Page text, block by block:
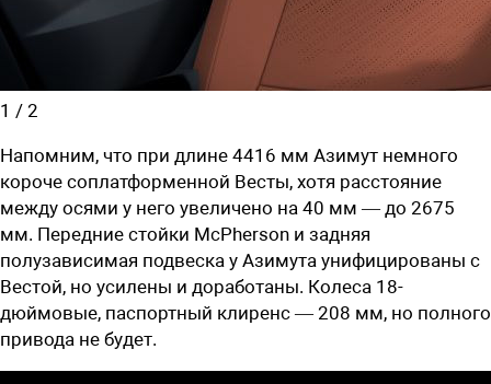
1 / 2
Напомним, что при длине 4416 мм Азимут немного
короче соплатформенной Весты, хотя расстояние
между осями у него увеличено на 40 мм — до 2675
мм. Передние стойки McPherson и задняя
полузависимая подвеска у Азимута унифицированы с
Вестой, но усилены и доработаны. Колеса 18-
дюймовые, паспортный клиренс — 208 мм, но полного
привода не будет.